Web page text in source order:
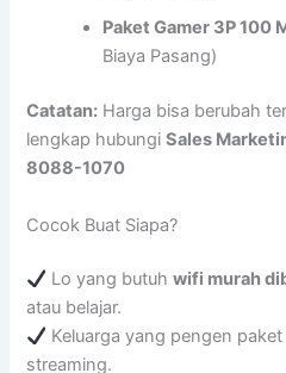
Paket Gamer 3P 100
Biaya Pasang)
Catatan: Harga bisa berubah
lengkap hubungiSales
8088-1070
Cocok Buat Siapa?
Lo yang butuhwifi murah
atau belajar.
Keluarga yang pengen
streaming.